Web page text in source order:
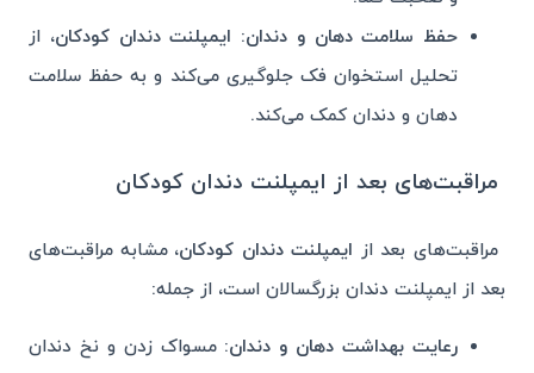
حفظ سلامت دهان و دندان: ایمپلنت دندان کودکان، از
تحلیل استخوان فک جلوگیری می‌کند و به حفظ سلامت
دهان و دندان کمک می‌کند.
مراقبت‌های بعد از ایمپلنت دندان کودکان
مراقبت‌های بعد از ایمپلنت دندان کودکان، مشابه مراقبت‌های
بعد از ایمپلنت دندان بزرگسالان است، از جمله:
رعایت بهداشت دهان و دندان: مسواک زدن و نخ دندان